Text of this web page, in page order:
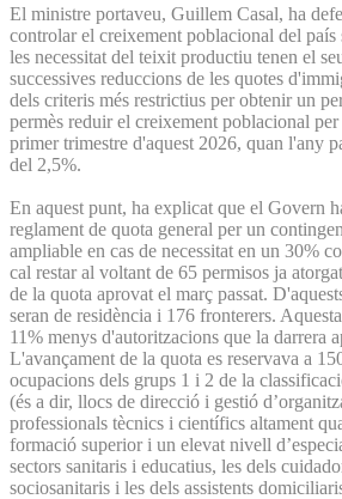
El ministre portaveu, Guillem Casal, ha
controlar el creixement poblacional del país
les necessitat del teixit productiu tenen el
successives reduccions de les quotes
dels criteris més restrictius per obtenir un
permès reduir el creixement poblacional
primer trimestre d'aquest 2026, quan l'any
del 2,5%.
En aquest punt, ha explicat que el Govern
reglament de quota general per un
ampliable en cas de necessitat en un 30%
cal restar al voltant de 65 permisos ja
de la quota aprovat el març passat.
seran de residència i 176 fronterers.
11% menys d'autoritzacions que la darrera
L'avançament de la quota es reservava a
ocupacions dels grups 1 i 2 de la
(és a dir, llocs de direcció i gestió
professionals tècnics i científics altament
formació superior i un elevat nivell
sectors sanitaris i educatius, les dels
sociosanitaris i les dels assistents